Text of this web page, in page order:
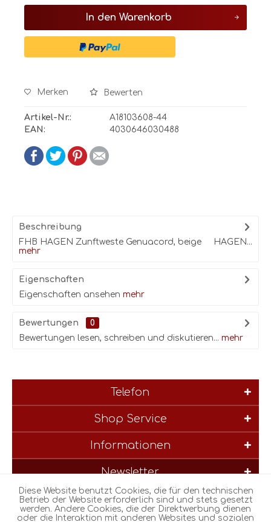
In den Warenkorb
Merken Bewerten
Artikel-Nr.:
A18103608-44
EAN:
4030646030488
Beschreibung
FHB HAGEN Zunftweste Genuacord, beige HAGEN...
mehr
Eigenschaften
Eigenschaften ansehen mehr
Bewertungen
0
Bewertungen lesen, schreiben und diskutieren... mehr
Telefon
Shop Service
Informationen
Newsletter
* Alle Preise inkl. gesetzl. Mehrwertsteuer zzgl.Versandkostenund
ggf. Nachnahmegebühren, wenn nicht anders beschrieben
Diese Website benutzt Cookies, die für den technischen
Betrieb der Website erforderlich sind und stets gesetzt
werden. Andere Cookies, die der Direktwerbung dienen
oder die Interaktion mit anderen Websites und sozialen